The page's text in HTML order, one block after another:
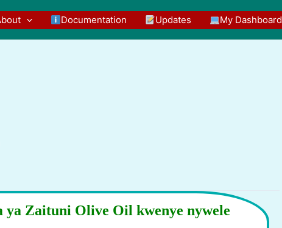
Documentation Updates My Dashboard
ya Zaituni Olive Oil kwenye nywele